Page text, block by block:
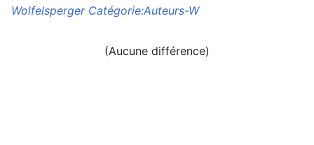
Wolfelsperger Catégorie:Auteurs-W
(Aucune différence)